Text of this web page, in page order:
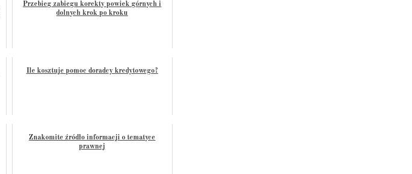
Przebieg zabiegu korekty powiek górnych i
dolnych krok po kroku
Ile kosztuje pomoc doradcy kredytowego?
Znakomite źródło informacji o tematyce
prawnej